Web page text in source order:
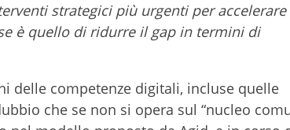
strategici più urgenti per
è quello di ridurre il gap in termini di
delle competenze digitali, incluse quelle
che se non si opera sul “nucleo